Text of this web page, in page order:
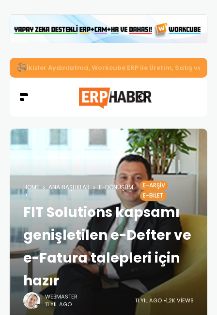
İkizler Aydınlatma, Workcube ERP ile Üretim, Satış ve
HOME ANA BAŞLIKLAR E-DÖNÜŞÜM
E-ARŞIV
E-BILET
FIT Solutions kapsamı
genişletilen e-Defter ve
e-Fatura talepleri için
hazır
WEBMASTER
11 YIL AGO
11 YIL AGO 1,2K VIEWS